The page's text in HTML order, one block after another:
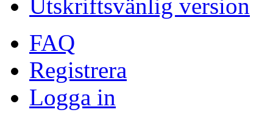
Utskriftsvänlig version
FAQ
Registrera
Logga in